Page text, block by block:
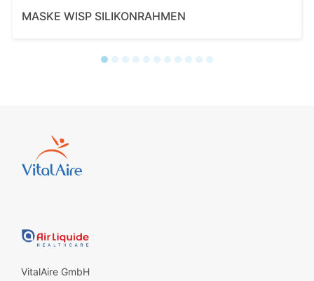
MASKE WISP SILIKONRAHMEN
VitalAire GmbH